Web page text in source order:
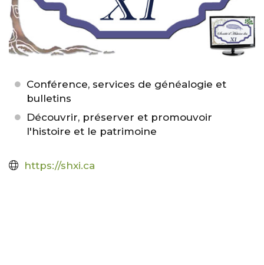
Conférence, services de généalogie et
bulletins
Découvrir, préserver et promouvoir
l'histoire et le patrimoine
https://shxi.ca